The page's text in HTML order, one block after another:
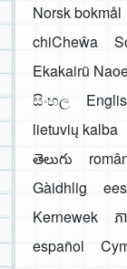
Norsk bokmål
chiCheŵa
Ekakairũ
සිංහල
lietuvių kalba
తెలుగు
Gàidhlig
Kernewek
ភ
español